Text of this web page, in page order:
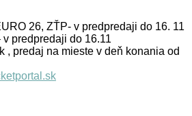
26, ZŤP- v predpredaji do 16. 11
predpredaji do 16.11
, predaj na mieste v deň konania od